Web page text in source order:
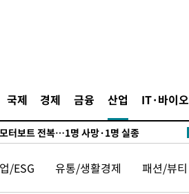
국제 경제 금융 산업 IT·바이오
물폭탄…도로 잠기고 담벼락 붕괴
산삼 9뿌리 발견…감정가 1.3억원
시안게임서 '홈팀' 일본과 한일전
만…'낮 최고 35도' 무더위, 열대야 계속[다음
대 논란' 축구협회 "실망과 걱정 안겨드려 죄
동해안 최대 150㎜ 비
/ESG 유통/생활경제 패션/뷰티